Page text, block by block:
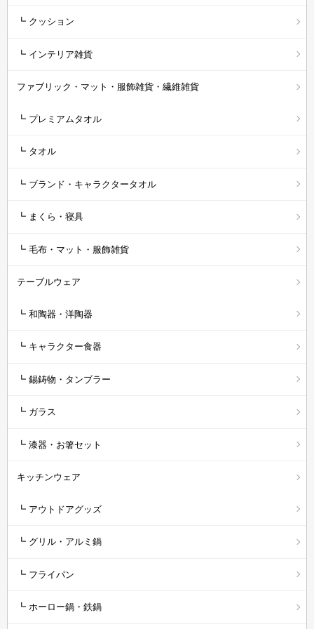
┗ クッション
┗ インテリア雑貨
ファブリック・マット・服飾雑貨・繊維雑貨
┗ プレミアムタオル
┗ タオル
┗ ブランド・キャラクタータオル
┗ まくら・寝具
┗ 毛布・マット・服飾雑貨
テーブルウェア
┗ 和陶器・洋陶器
┗ キャラクター食器
┗ 錫鋳物・タンブラー
┗ ガラス
┗ 漆器・お箸セット
キッチンウェア
┗ アウトドアグッズ
┗ グリル・アルミ鍋
┗ フライパン
┗ ホーロー鍋・鉄鍋